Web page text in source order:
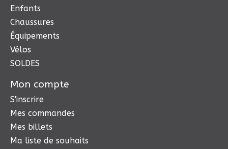
Enfants
Chaussures
Équipements
Vélos
SOLDES
Mon compte
S'inscrire
Mes commandes
Mes billets
Ma liste de souhaits